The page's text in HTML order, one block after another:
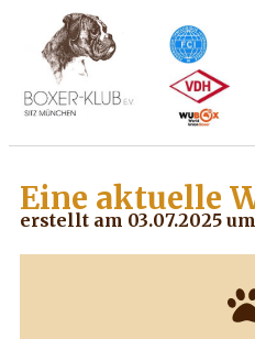
Eine aktuelle
erstellt am 03.07.2025